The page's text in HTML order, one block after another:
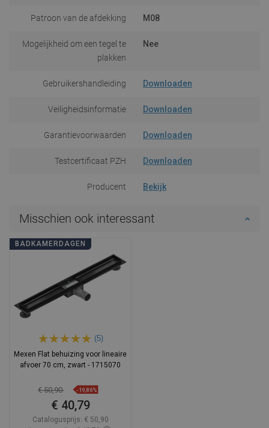
Patroon van de afdekking M08
Mogelijkheid om een tegel te
plakken
Nee
Gebruikershandleiding Downloaden
Veiligheidsinformatie Downloaden
Garantievoorwaarden Downloaden
Testcertificaat PZH Downloaden
Producent Bekijk
Misschien ook interessant
BADKAMERDAGEN
(5)
Mexen Flat behuizing voor lineaire
afvoer 70 cm, zwart - 1715070
€ 50,90 -19,86%
€ 40,79
Catalogusprijs: € 50,90